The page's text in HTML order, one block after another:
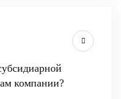
компании?